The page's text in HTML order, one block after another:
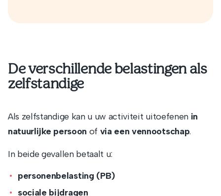
De verschillende belastingen als
zelfstandige
Als zelfstandige kan u uw activiteit uitoefenen in
natuurlijke persoon of via een vennootschap.
In beide gevallen betaalt u:
personenbelasting (PB)
sociale bijdragen